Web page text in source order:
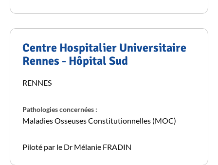
Centre Hospitalier Universitaire
Rennes - Hôpital Sud
RENNES
Pathologies concernées :
Maladies Osseuses Constitutionnelles (MOC)
Piloté par le Dr Mélanie FRADIN